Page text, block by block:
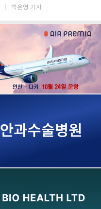
박은영 기자